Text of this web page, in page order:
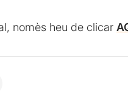
nomès heu de clicar